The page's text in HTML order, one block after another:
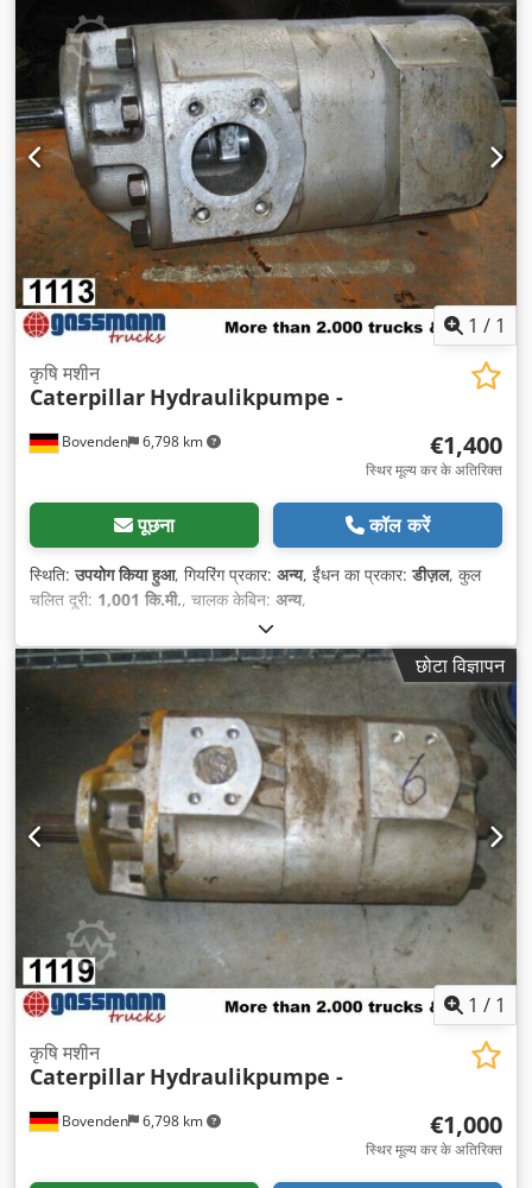
1 / 1
Bovenden 6,798 km
कृषि मशीन
Caterpillar Hydraulikpumpe -
€1,400
स्थिर मूल्य कर के अतिरिक्त
पूछना कॉल करें
स्थिति:उपयोग किया हुआ, गियरिंग प्रकार: अन्य, ईंधन का प्रकार:डीज़ल, कुल
चलित दूरी: 1,001 कि.मी., चालक केबिन: अन्य,
छोटा विज्ञापन
1 / 1
Bovenden 6,798 km
कृषि मशीन
Caterpillar Hydraulikpumpe -
€1,000
स्थिर मूल्य कर के अतिरिक्त